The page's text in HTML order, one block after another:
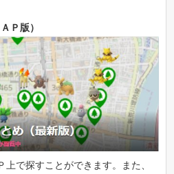
Ｐ版）
で探すことができます。また、